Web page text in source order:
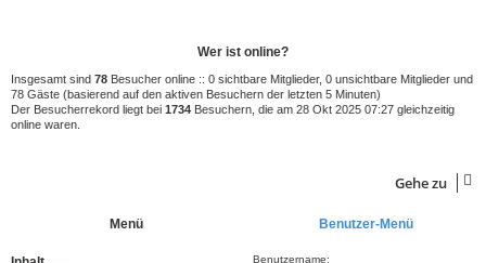
Wer ist online?
Insgesamt sind 78 Besucher online :: 0 sichtbare Mitglieder, 0 unsichtbare Mitglieder und
78 Gäste (basierend auf den aktiven Besuchern der letzten 5 Minuten)
Der Besucherrekord liegt bei 1734 Besuchern, die am 28 Okt 2025 07:27 gleichzeitig
online waren.
Gehe zu
Menü Benutzer-Menü
Benutzername: